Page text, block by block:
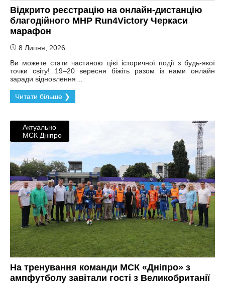
Відкрито реєстрацію на онлайн-дистанцію
благодійного MHP Run4Victory Черкаси
марафон
8 Липня, 2026
Ви можете стати частиною цієї історичної події з будь-якої
точки світу! 19–20 вересня біжіть разом із нами онлайн
заради відновлення…
Читати більше ❯
Актуально
МСК Дніпро
На тренування команди МСК «Дніпро» з
ампфутболу завітали гості з Великобританії